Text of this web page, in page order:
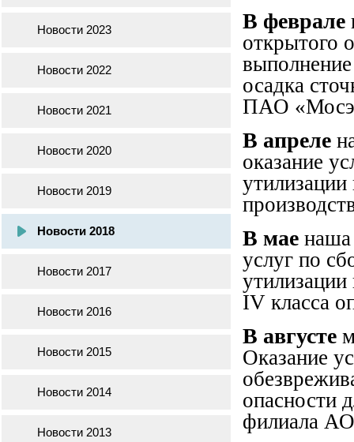
В феврале
открытого
осадка
ПАО
В апреле
оказание
В мае наша
услуг по
IV класса
В августе
Оказание
филиала
Новости 2023
Новости 2022
Новости 2021
Новости 2020
Новости 2019
Новости 2018
Новости 2017
Новости 2016
Новости 2015
Новости 2014
Новости 2013